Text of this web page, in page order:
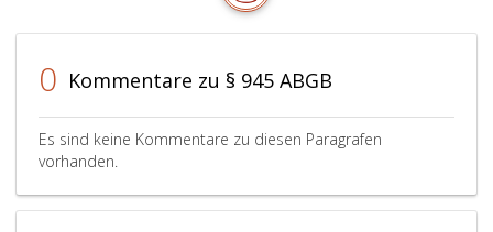
0 Kommentare zu § 945 ABGB
Es sind keine Kommentare zu diesen Paragrafen
vorhanden.